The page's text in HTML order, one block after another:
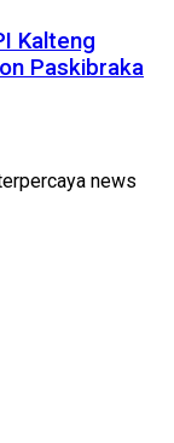
Kalteng
Paskibraka
news